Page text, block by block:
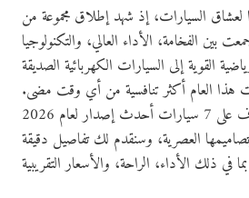
مثيرًا لعشاق السيارات، إذ شهد إطلاق مجموعة من
بين الفخامة، الأداء العالي، والتكنولوجيا
القوية إلى السيارات الكهربائية الصديقة
هذا العام أكثر تنافسية من أي وقت مضى.
في هذا المقال، سنتعرف على 7 سيارات أحدث إصدار لعام 2026
العصرية، وسنقدم لك تفاصيل دقيقة